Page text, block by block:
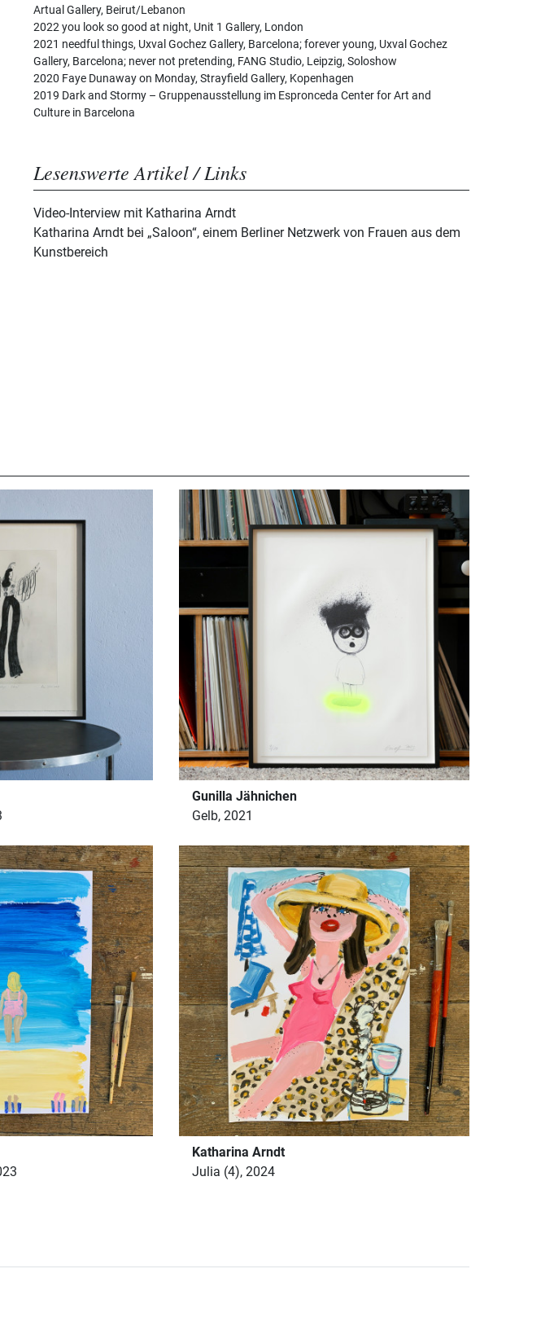
Artual Gallery, Beirut/Lebanon
2022 you look so good at night, Unit 1 Gallery, London
2021 needful things, Uxval Gochez Gallery, Barcelona; forever young, Uxval Gochez
Gallery, Barcelona; never not pretending, FANG Studio, Leipzig, Soloshow
2020 Faye Dunaway on Monday, Strayfield Gallery, Kopenhagen
2019 Dark and Stormy – Gruppenausstellung im Espronceda Center for Art and
Culture in Barcelona
Lesenswerte Artikel / Links
Video-Interview mit Katharina Arndt
Katharina Arndt bei „Saloon“, einem Berliner Netzwerk von Frauen aus dem
Kunstbereich
Gunilla Jähnichen
Gelb, 2021
Katharina Arndt
Julia (4), 2024